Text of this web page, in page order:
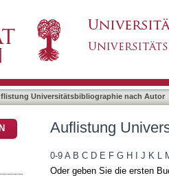
Universitätsbibliographie nach Autor
Auflistung
0-9 A B C D E F G H J K L
Oder geben Sie die ersten